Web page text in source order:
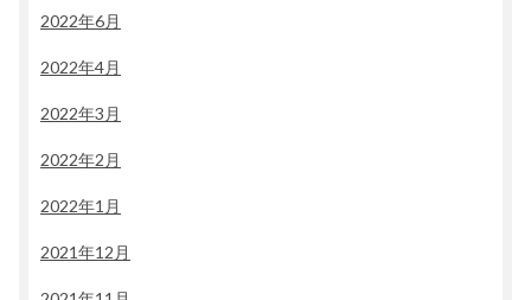
2022年6月
2022年4月
2022年3月
2022年2月
2022年1月
2021年12月